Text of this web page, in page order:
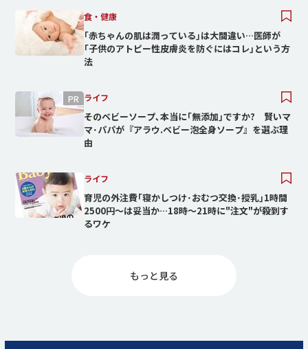
食・健康
｢赤ちゃんの肌は潤っている｣は大間違い…医師が
｢子供のアトピー性皮膚炎を防ぐにはコレ｣という方
法
ライフ
そのベビーソープ､本当に｢無添加｣ですか? 賢いマ
マ･パパが『アラウ.ベビー泡全身ソープ』を選ぶ理
由
ライフ
育児の外注費｢寝かしつけ･おむつ交換･授乳｣1時間
2500円～は妥当か…18時～21時に"注文"が殺到す
るワケ
もっと⾒る